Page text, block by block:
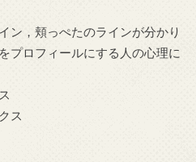
ン，頬っぺたのラインが分かり
プロフィールにする人の心理に
ス